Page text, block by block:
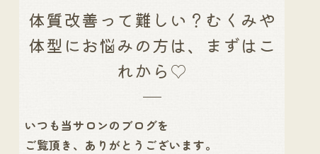
体質改善って難しい？むくみや
体型にお悩みの方は、まずはこ
れから♡
いつも当サロンのブログを
ご覧頂き、ありがとうございます。